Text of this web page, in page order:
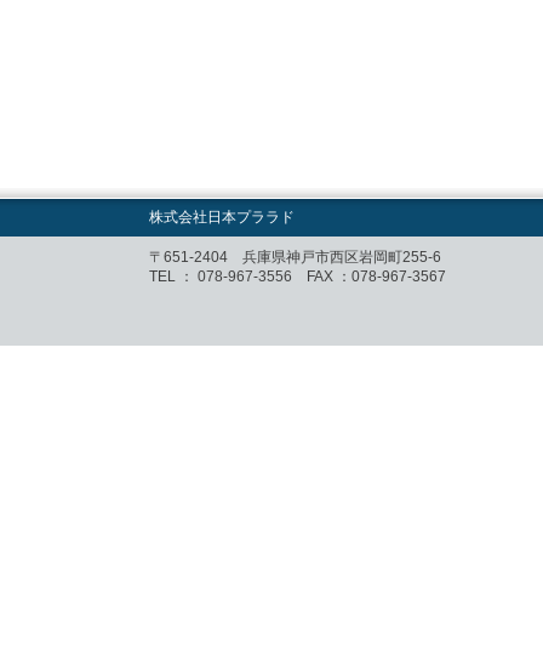
株式会社日本プララド
〒651-2404 兵庫県神戸市西区岩岡町255-6
TEL ： 078-967-3556 FAX ：078-967-3567